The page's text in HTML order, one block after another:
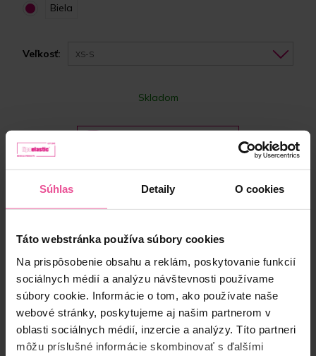
Súhlas Detaily O cookies
Táto webstránka používa súbory cookies
Na prispôsobenie obsahu a reklám, poskytovanie funkcií
sociálnych médií a analýzu návštevnosti používame
súbory cookie. Informácie o tom, ako používate naše
webové stránky, poskytujeme aj našim partnerom v
oblasti sociálnych médií, inzercie a analýzy. Títo partneri
môžu príslušné informácie skombinovať s ďalšími
Biela
Veľkosť: XS-S
Skladom
29,90 €
- + Vložiť do košíka